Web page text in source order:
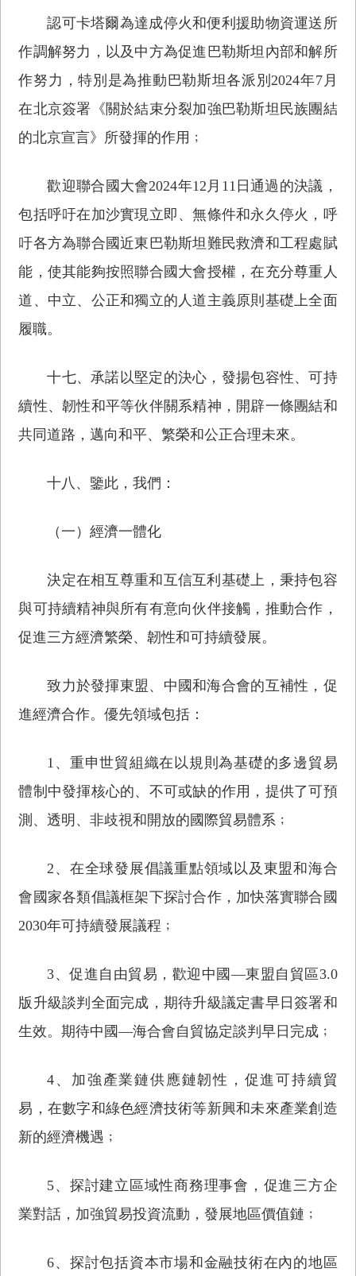
認可卡塔爾為達成停火和便利援助物資運送所
作調解努力，以及中方為促進巴勒斯坦內部和解所
作努力，特別是為推動巴勒斯坦各派別2024年7月
在北京簽署《關於結束分裂加強巴勒斯坦民族團結
的北京宣言》所發揮的作用﹔
歡迎聯合國大會2024年12月11日通過的決議，
包括呼吁在加沙實現立即、無條件和永久停火，呼
吁各方為聯合國近東巴勒斯坦難民救濟和工程處賦
能，使其能夠按照聯合國大會授權，在充分尊重人
道、中立、公正和獨立的人道主義原則基礎上全面
履職。
十七、承諾以堅定的決心，發揚包容性、可持
續性、韌性和平等伙伴關系精神，開辟一條團結和
共同道路，邁向和平、繁榮和公正合理未來。
十八、鑒此，我們：
（一）經濟一體化
決定在相互尊重和互信互利基礎上，秉持包容
與可持續精神與所有有意向伙伴接觸，推動合作，
促進三方經濟繁榮、韌性和可持續發展。
致力於發揮東盟、中國和海合會的互補性，促
進經濟合作。優先領域包括：
1、重申世貿組織在以規則為基礎的多邊貿易
體制中發揮核心的、不可或缺的作用，提供了可預
測、透明、非歧視和開放的國際貿易體系﹔
2、在全球發展倡議重點領域以及東盟和海合
會國家各類倡議框架下探討合作，加快落實聯合國
2030年可持續發展議程﹔
3、促進自由貿易，歡迎中國—東盟自貿區3.0
版升級談判全面完成，期待升級議定書早日簽署和
生效。期待中國—海合會自貿協定談判早日完成﹔
4、加強產業鏈供應鏈韌性，促進可持續貿
易，在數字和綠色經濟技術等新興和未來產業創造
新的經濟機遇﹔
5、探討建立區域性商務理事會，促進三方企
業對話，加強貿易投資流動，發展地區價值鏈﹔
6、探討包括資本市場和金融技術在內的地區